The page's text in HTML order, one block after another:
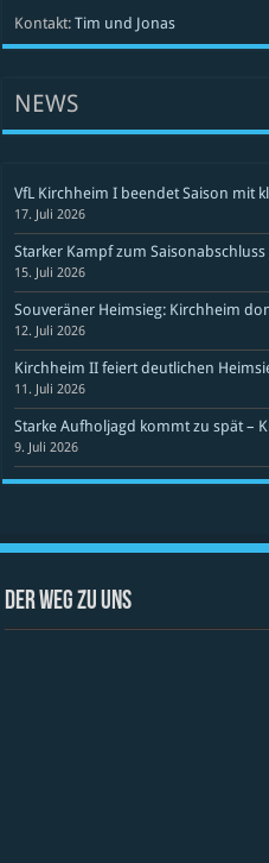
Kontakt:Tim und Jonas
NEWS
VfL Kirchheim I beendet Saison mit
17. Juli 2026
Starker Kampf zum
15. Juli 2026
Souveräner Heimsieg: Kirchheim
12. Juli 2026
Kirchheim II feiert deutlichen
11. Juli 2026
Starke Aufholjagd kommt zu spät –
9. Juli 2026
Der Weg zu uns